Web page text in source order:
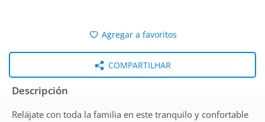
Agregar a favoritos
COMPARTILHAR
Descripción
Relájate con toda la familia en este tranquilo y confortable